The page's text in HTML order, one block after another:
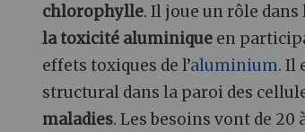
chlorophylle. Il joue un rôle dans
la toxicité aluminique en
effets toxiques de l’aluminium. Il
structural dans la paroi des
maladies. Les besoins vont de 20